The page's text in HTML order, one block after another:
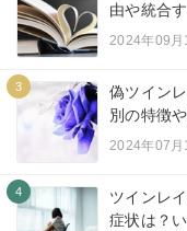
由や統合
2024年09月
3
偽ツイン
別の特徴
2024年07月
4
ツインレ
症状は？